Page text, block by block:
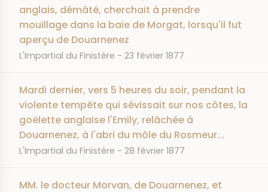
anglais, démâté, cherchait à prendre
mouillage dans la baie de Morgat, lorsqu'il fut
aperçu de Douarnenez
JOURNAL
L'Impartial du Finistère DATE
23 février 1877
Mardi dernier, vers 5 heures du soir, pendant la
violente tempête qui sévissait sur nos côtes, la
goëlette anglaise l'Emily, relâchée à
Douarnenez, à l'abri du môle du Rosmeur...
JOURNAL
L'Impartial du Finistère DATE
28 février 1877
MM. le docteur Morvan, de Douarnenez, et